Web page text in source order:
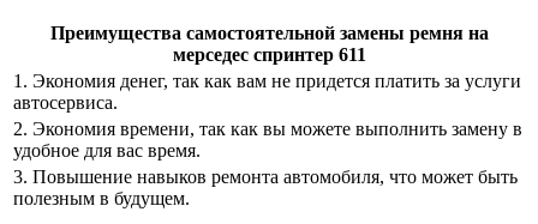
Преимущества самостоятельной замены ремня на
мерседес спринтер 611
1. Экономия денег, так как вам не придется платить за услуги
автосервиса.
2. Экономия времени, так как вы можете выполнить замену в
удобное для вас время.
3. Повышение навыков ремонта автомобиля, что может быть
полезным в будущем.